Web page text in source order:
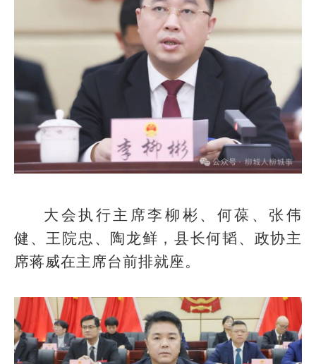
大会执行主席李柳彬、何葆、张伟
健、王院忠、陶龙鲜，县长何韬、政协主
席蒋威在主席台前排就座。